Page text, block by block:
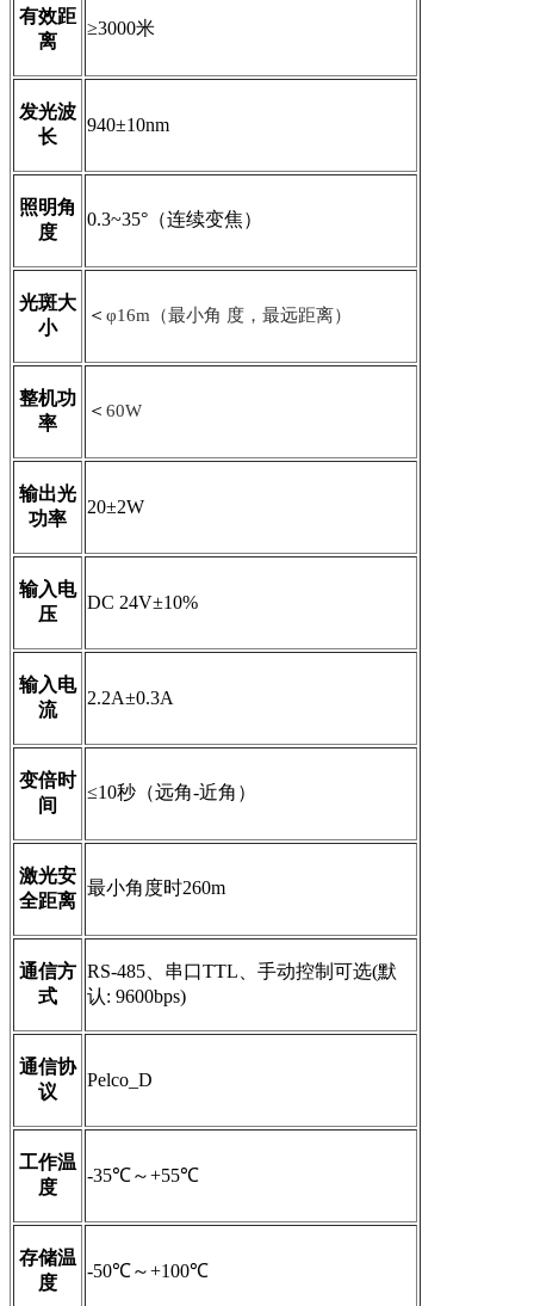
有效距
离
≥3000米
发光波
长
940±10nm
照明角
度
0.3~35°（连续变焦）
光斑大
小
＜ φ16m（最小角 度，最远距离）
整机功
率
＜ 60W
输出光
功率
20±2W
输入电
压
DC 24V±10%
输入电
流
2.2A±0.3A
变倍时
间
≤10秒（远角-近角）
激光安
全距离
最小角度时260m
通信方
式
RS-485、串口TTL、手动控制可选(默
认: 9600bps)
通信协
议
Pelco_D
工作温
度
-35℃～+55℃
存储温
度
-50℃～+100℃